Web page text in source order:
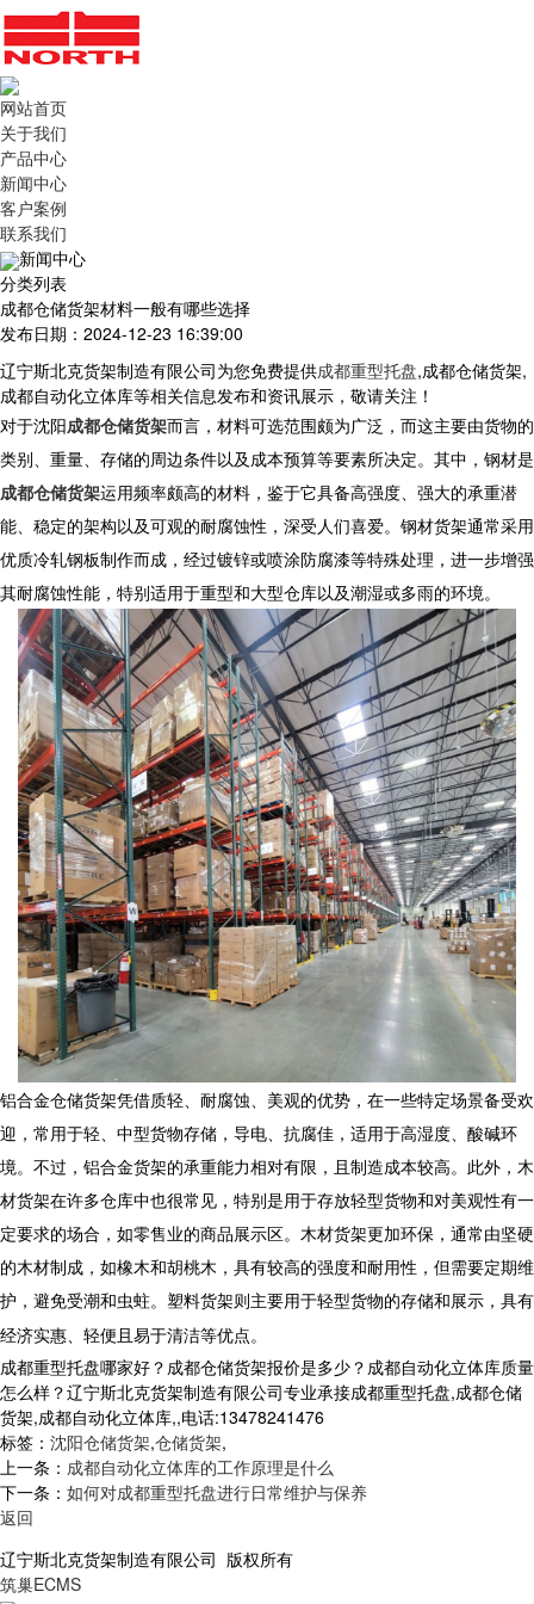
网站首页
关于我们
产品中心
新闻中心
客户案例
联系我们
新闻中心
分类列表
成都仓储货架材料一般有哪些选择
发布日期：2024-12-23 16:39:00
辽宁斯北克货架制造有限公司为您免费提供成都重型托盘,成都仓储货架,
成都自动化立体库等相关信息发布和资讯展示，敬请关注！
对于沈阳成都仓储货架而言，材料可选范围颇为广泛，而这主要由货物的
类别、重量、存储的周边条件以及成本预算等要素所决定。其中，钢材是
成都仓储货架运用频率颇高的材料，鉴于它具备高强度、强大的承重潜
能、稳定的架构以及可观的耐腐蚀性，深受人们喜爱。钢材货架通常采用
优质冷轧钢板制作而成，经过镀锌或喷涂防腐漆等特殊处理，进一步增强
其耐腐蚀性能，特别适用于重型和大型仓库以及潮湿或多雨的环境。
铝合金仓储货架凭借质轻、耐腐蚀、美观的优势，在一些特定场景备受欢
迎，常用于轻、中型货物存储，导电、抗腐佳，适用于高湿度、酸碱环
境。不过，铝合金货架的承重能力相对有限，且制造成本较高。此外，木
材货架在许多仓库中也很常见，特别是用于存放轻型货物和对美观性有一
定要求的场合，如零售业的商品展示区。木材货架更加环保，通常由坚硬
的木材制成，如橡木和胡桃木，具有较高的强度和耐用性，但需要定期维
护，避免受潮和虫蛀。塑料货架则主要用于轻型货物的存储和展示，具有
经济实惠、轻便且易于清洁等优点。
成都重型托盘哪家好？成都仓储货架报价是多少？成都自动化立体库质量
怎么样？辽宁斯北克货架制造有限公司专业承接成都重型托盘,成都仓储
货架,成都自动化立体库,,电话:13478241476
标签： 沈阳仓储货架,仓储货架,
上一条： 成都自动化立体库的工作原理是什么
下一条： 如何对成都重型托盘进行日常维护与保养
返回
辽宁斯北克货架制造有限公司 版权所有
筑巢ECMS